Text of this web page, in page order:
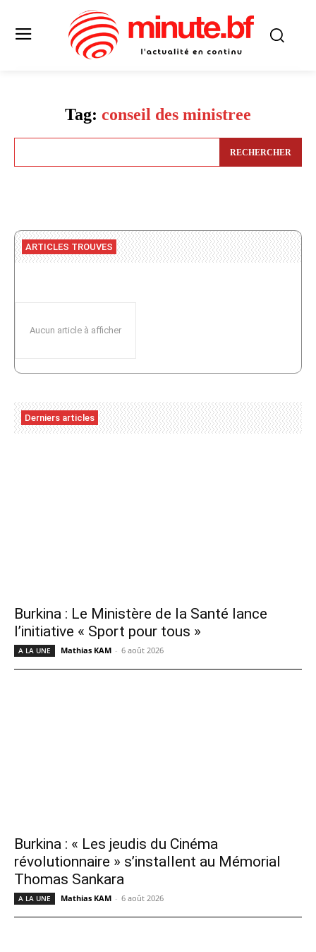
Tag: conseil des ministree
RECHERCHER
ARTICLES TROUVES
Aucun article à afficher
Derniers articles
Burkina : Le Ministère de la Santé lance
l’initiative « Sport pour tous »
A LA UNE Mathias KAM - 6 août 2026
Burkina : « Les jeudis du Cinéma
révolutionnaire » s’installent au Mémorial
Thomas Sankara
A LA UNE Mathias KAM - 6 août 2026